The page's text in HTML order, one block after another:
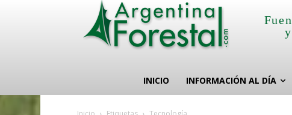
INICIO INFORMACIÓN AL DÍA